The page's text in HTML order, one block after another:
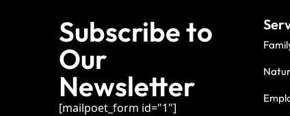
Subscribe to
Our
Newsletter
[mailpoet_form id="1"]